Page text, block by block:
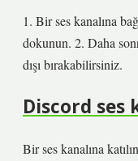
1. Bir ses kanalına
dokunun. 2. Daha
dışı bırakabilirsiniz.
Discord ses
Bir ses kanalına